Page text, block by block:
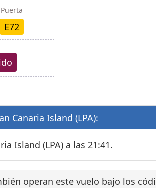
Puerta
E72
Canaria Island (LPA):
Island (LPA) a las 21:41.
operan este vuelo bajo los